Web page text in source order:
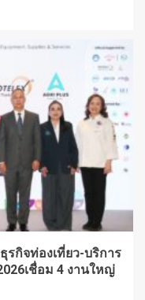
รกิจท่องเที่ยว-บริการ
เชื่อม 4 งานใหญ่